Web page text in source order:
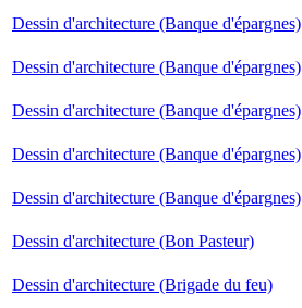
Dessin d'architecture (Banque d'épargnes)
Dessin d'architecture (Banque d'épargnes)
Dessin d'architecture (Banque d'épargnes)
Dessin d'architecture (Banque d'épargnes)
Dessin d'architecture (Banque d'épargnes)
Dessin d'architecture (Bon Pasteur)
Dessin d'architecture (Brigade du feu)